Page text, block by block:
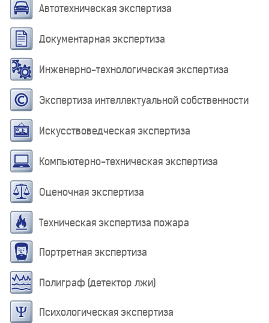
Автотехническая экспертиза
Документарная экспертиза
Инженерно-технологическая экспертиза
Экспертиза интеллектуальной собственности
Искусствоведческая экспертиза
Компьютерно-техническая экспертиза
Оценочная экспертиза
Техническая экспертиза пожара
Портретная экспертиза
Полиграф (детектор лжи)
Психологическая экспертиза